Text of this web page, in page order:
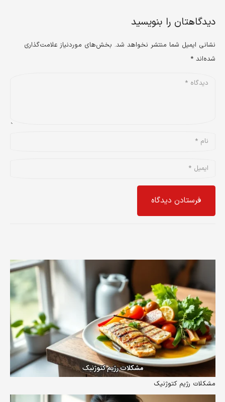
دیدگاهتان را بنویسید
نشانی ایمیل شما منتشر نخواهد شد. بخش‌های موردنیاز علامت‌گذاری
شده‌اند*
فرستادن دیدگاه
مشکلات رژیم کتوژنیک